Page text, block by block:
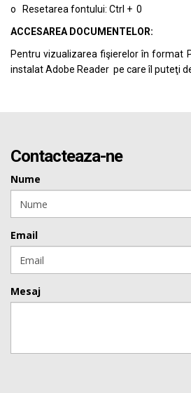
o Resetarea fontului: Ctrl + 0
ACCESAREA DOCUMENTELOR:
Pentru vizualizarea fişierelor în format
instalat Adobe Reader pe care îl puteţi
Contacteaza-ne
Nume
Email
Mesaj